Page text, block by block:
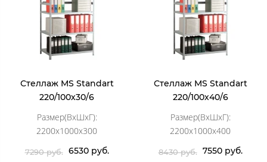
Стеллаж MS Standart
220/100х30/6
Размер(ВхШхГ):
2200x1000x300
7290 руб. 6530 руб.
Стеллаж MS Standart
220/100х40/6
Размер(ВхШхГ):
2200x1000x400
8430 руб. 7550 руб.